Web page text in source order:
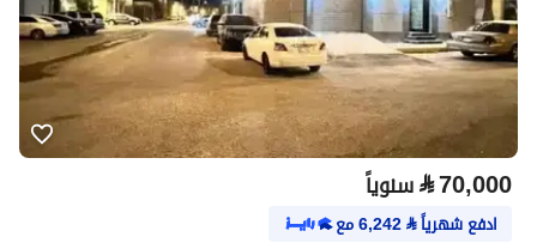
⃁70,000 سنوياً
ادفع شهرياً⃁
6,242مع